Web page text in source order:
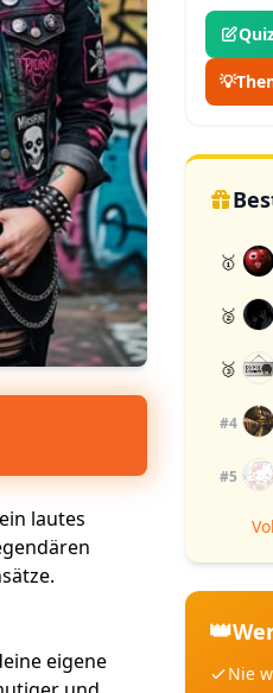
lautes
eigene
💡
🥇
🥈
🥉
#4
#5
👑
Nie